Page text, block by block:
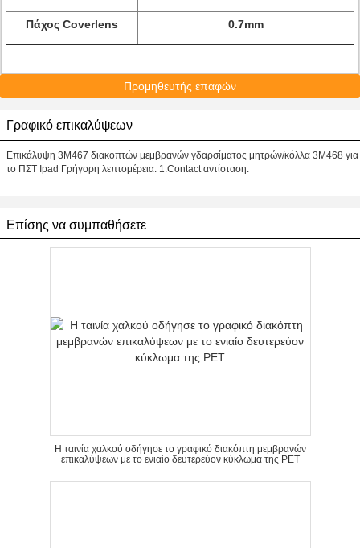
Πάχος Coverlens 0.7mm
Προμηθευτής επαφών
Γραφικό επικαλύψεων
Επικάλυψη 3M467 διακοπτών μεμβρανών γδαρσίματος μητρών/κόλλα 3M468 για
το ΠΣΤ Ipad Γρήγορη λεπτομέρεια: 1.Contact αντίσταση:
Επίσης να συμπαθήσετε
Η ταινία χαλκού οδήγησε το γραφικό διακόπτη μεμβρανών
επικαλύψεων με το ενιαίο δευτερεύον κύκλωμα της PET